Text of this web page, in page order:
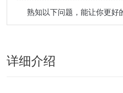
熟知以下问题，能让你更好
详细介绍